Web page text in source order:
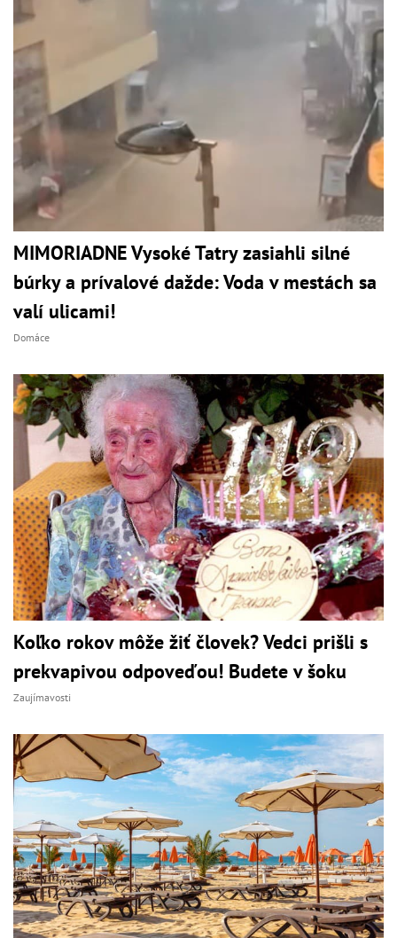
MIMORIADNE Vysoké Tatry zasiahli silné
búrky a prívalové dažde: Voda v mestách sa
valí ulicami!
Domáce
Koľko rokov môže žiť človek? Vedci prišli s
prekvapivou odpoveďou! Budete v šoku
Zaujímavosti